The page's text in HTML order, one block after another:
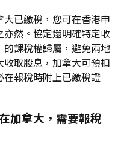
已繳稅，您可在香港申
然。協定還明確特定收
課稅權歸屬，避免兩地
取股息，加拿大可預扣
報稅時附上已繳稅證
加拿大，需要報稅